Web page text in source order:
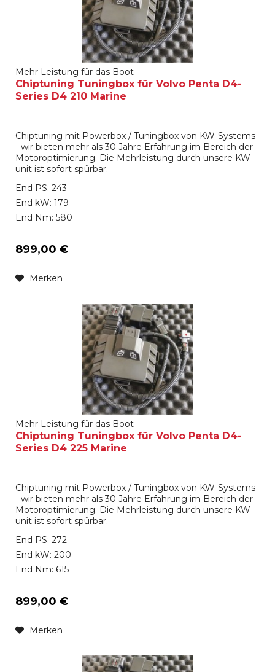
Mehr Leistung für das Boot
Chiptuning Tuningbox für Volvo Penta D4-
Series D4 210 Marine
Chiptuning mit Powerbox / Tuningbox von KW-Systems
- wir bieten mehr als 30 Jahre Erfahrung im Bereich der
Motoroptimierung. Die Mehrleistung durch unsere KW-
unit ist sofort spürbar.
End PS: 243
End kW: 179
End Nm: 580
899,00 €
Merken
Mehr Leistung für das Boot
Chiptuning Tuningbox für Volvo Penta D4-
Series D4 225 Marine
Chiptuning mit Powerbox / Tuningbox von KW-Systems
- wir bieten mehr als 30 Jahre Erfahrung im Bereich der
Motoroptimierung. Die Mehrleistung durch unsere KW-
unit ist sofort spürbar.
End PS: 272
End kW: 200
End Nm: 615
899,00 €
Merken